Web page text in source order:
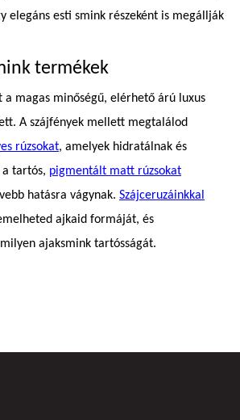
elegáns esti smink részeként is megállják
termékek
a magas minőségű, elérhető árú luxus
A szájfények mellett megtalálod
rúzsokat, amelyek hidratálnak és
tartós, pigmentált matt rúzsokat
hatásra vágynak. Szájceruzáinkkal
ajkaid formáját, és
ajaksmink tartósságát.